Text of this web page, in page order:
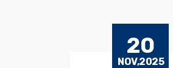
20
NOV,2025